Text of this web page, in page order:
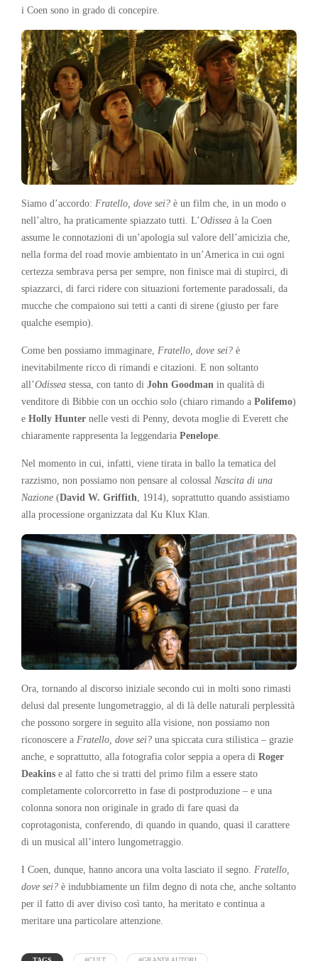
i Coen sono in grado di concepire.
Siamo d’accordo: Fratello, dove sei? è un film che, in un modo o
nell’altro, ha praticamente spiazzato tutti. L’Odissea à la Coen
assume le connotazioni di un’apologia sul valore dell’amicizia che,
nella forma del road movie ambientato in un’America in cui ogni
certezza sembrava persa per sempre, non finisce mai di stupirci, di
spiazzarci, di farci ridere con situazioni fortemente paradossali, da
mucche che compaiono sui tetti a canti di sirene (giusto per fare
qualche esempio).
Come ben possiamo immaginare, Fratello, dove sei? è
inevitabilmente ricco di rimandi e citazioni. E non soltanto
all’Odissea stessa, con tanto di John Goodman in qualità di
venditore di Bibbie con un occhio solo (chiaro rimando a Polifemo)
e Holly Hunter nelle vesti di Penny, devota moglie di Everett che
chiaramente rappresenta la leggendaria Penelope.
Nel momento in cui, infatti, viene tirata in ballo la tematica del
razzismo, non possiamo non pensare al colossal Nascita di una
Nazione (David W. Griffith, 1914), soprattutto quando assistiamo
alla processione organizzata dal Ku Klux Klan.
Ora, tornando al discorso iniziale secondo cui in molti sono rimasti
delusi dal presente lungometraggio, al di là delle naturali perplessità
che possono sorgere in seguito alla visione, non possiamo non
riconoscere a Fratello, dove sei? una spiccata cura stilistica – grazie
anche, e soprattutto, alla fotografia color seppia a opera di Roger
Deakins e al fatto che si tratti del primo film a essere stato
completamente colorcorretto in fase di postproduzione – e una
colonna sonora non originale in grado di fare quasi da
coprotagonista, conferendo, di quando in quando, quasi il carattere
di un musical all’intero lungometraggio.
I Coen, dunque, hanno ancora una volta lasciato il segno. Fratello,
dove sei? è indubbiamente un film degno di nota che, anche soltanto
per il fatto di aver diviso così tanto, ha meritato e continua a
meritare una particolare attenzione.